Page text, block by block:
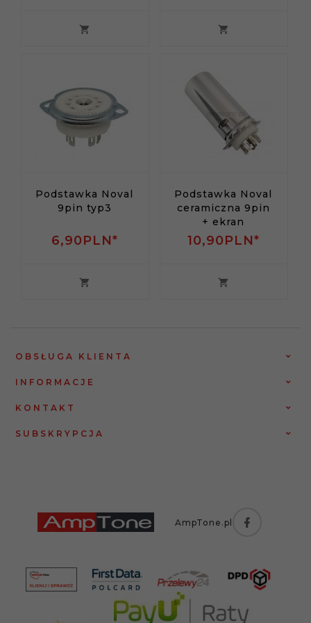
Podstawka Noval
9pin typ3
6,90PLN*
Podstawka Noval
ceramiczna 9pin
+ ekran
10,90PLN*
OBSŁUGA KLIENTA
INFORMACJE
KONTAKT
SUBSKRYPCJA
AmpTone.pl